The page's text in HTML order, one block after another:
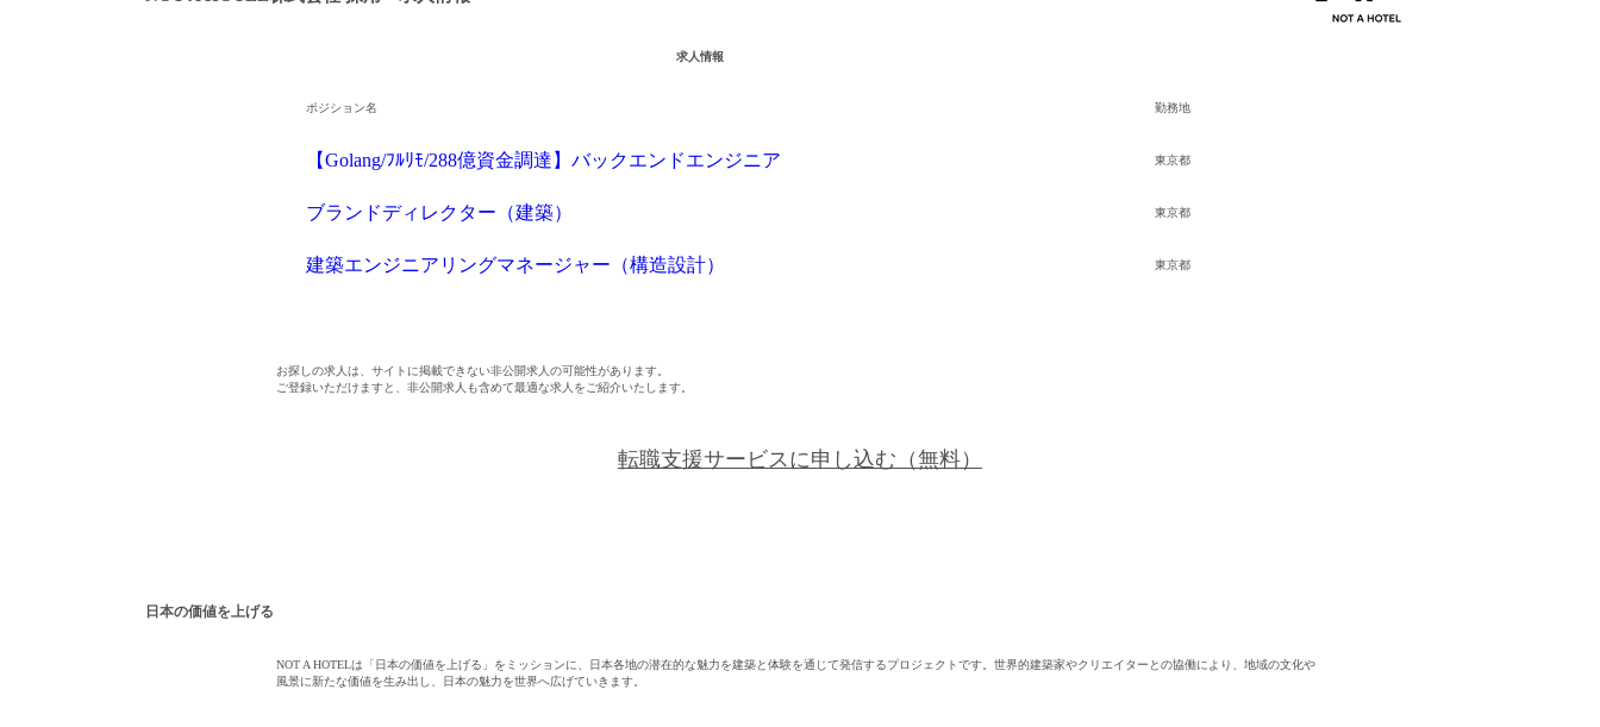
求人情報
ポジション名 勤務地
【Golang/ﾌﾙﾘﾓ/288億資金調達】バックエンドエンジニア 東京都
ブランドディレクター（建築） 東京都
建築エンジニアリングマネージャー（構造設計） 東京都
お探しの求人は、サイトに掲載できない非公開求人の可能性があります。
ご登録いただけますと、非公開求人も含めて最適な求人をご紹介いたします。
転職支援サービスに申し込む （無料）
日本の価値を上げる
NOT A HOTELは「日本の価値を上げる」をミッションに、日本各地の潜在的な魅力を建築と体験を通じて発信するプロジェクトです。世界的建築家やクリエイターとの協働により、地域の文化や
風景に新たな価値を生み出し、日本の魅力を世界へ広げていきます。